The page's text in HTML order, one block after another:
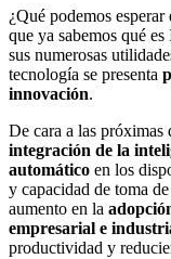
¿Qué podemos
que ya sabemos qué
sus numerosas
tecnología se presenta
innovación.
De cara a las próximas
integración de la
automático en los
y capacidad de toma
aumento en la
empresarial e
productividad y